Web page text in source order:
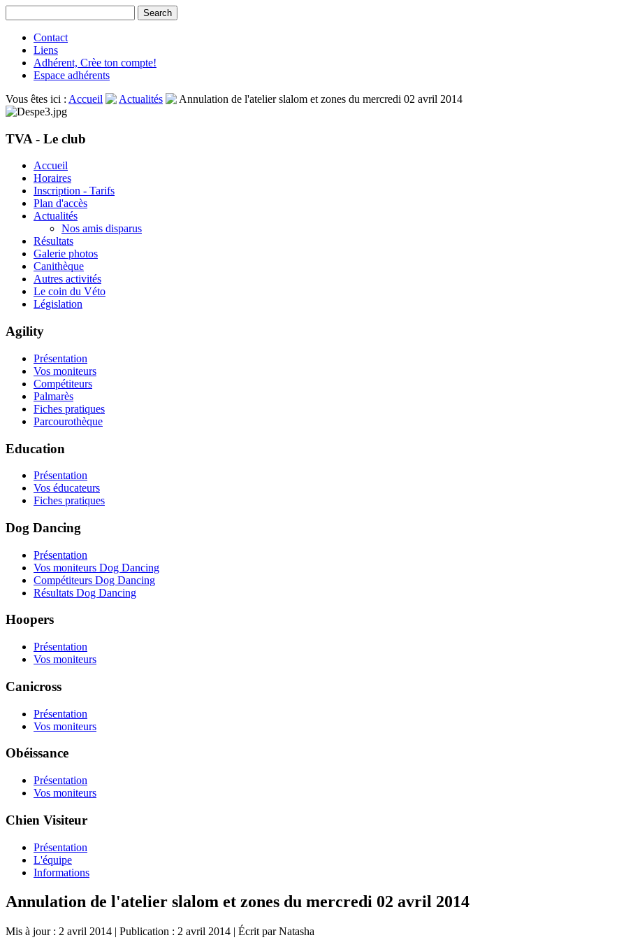
Contact
Liens
Adhérent, Crèe ton compte!
Espace adhérents
Vous êtes ici : Accueil Actualités Annulation de l'atelier slalom et zones du mercredi 02 avril 2014
TVA - Le club
Accueil
Horaires
Inscription - Tarifs
Plan d'accès
Actualités
Nos amis disparus
Résultats
Galerie photos
Canithèque
Autres activités
Le coin du Véto
Législation
Agility
Présentation
Vos moniteurs
Compétiteurs
Palmarès
Fiches pratiques
Parcourothèque
Education
Présentation
Vos éducateurs
Fiches pratiques
Dog Dancing
Présentation
Vos moniteurs Dog Dancing
Compétiteurs Dog Dancing
Résultats Dog Dancing
Hoopers
Présentation
Vos moniteurs
Canicross
Présentation
Vos moniteurs
Obéissance
Présentation
Vos moniteurs
Chien Visiteur
Présentation
L'équipe
Informations
Annulation de l'atelier slalom et zones du mercredi 02 avril 2014
Mis à jour : 2 avril 2014 | Publication : 2 avril 2014 | Écrit par Natasha